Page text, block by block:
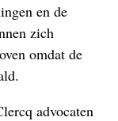
en de
zich
omdat de
advocaten